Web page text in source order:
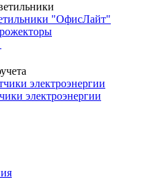
"ОфисЛайт"
электроэнергии
электроэнергии